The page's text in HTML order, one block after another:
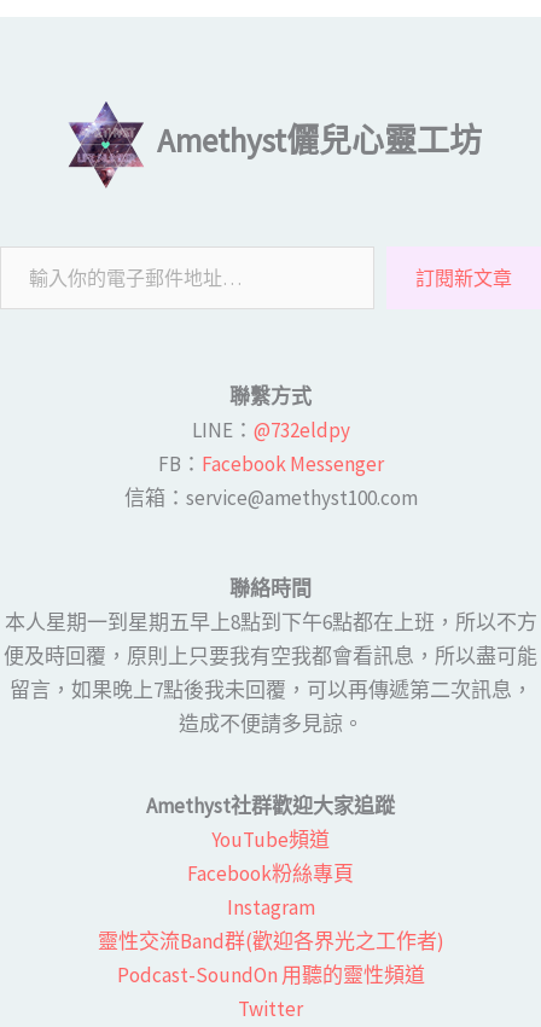
Amethyst儷兒心靈工坊
訂閱新文章
聯繫方式
LINE​： @732eldpy
FB：​ Facebook Messenger
​​信箱：service@amethyst100.com
聯絡時間
本人星期一到星期五早上8點到下午6點都在上班，所以不方
便及時回覆，原則上只要我有空我都會看訊息，所以盡可能
留言，如果晚上7點後我未回覆，可以再傳遞第二次訊息，
造成不便請多見諒。
Amethyst社群歡迎大家追蹤
YouTube頻道
Facebook粉絲專頁​
Instagram
靈性交流Band群(歡迎各界光之工作者)​
Podcast-SoundOn 用聽的靈性頻道
​Twitter